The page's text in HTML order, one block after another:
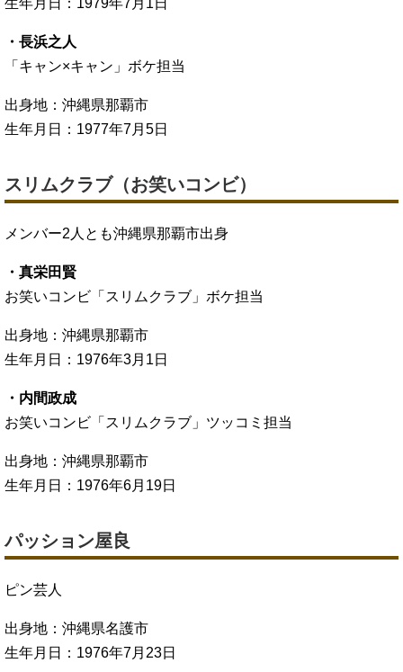
・長浜之人
「キャン×キャン」ボケ担当
出身地：沖縄県那覇市
生年月日：1977年7月5日
スリムクラブ（お笑いコンビ）
メンバー2人とも沖縄県那覇市出身
・真栄田賢
お笑いコンビ「スリムクラブ」ボケ担当
出身地：沖縄県那覇市
生年月日：1976年3月1日
・内間政成
お笑いコンビ「スリムクラブ」ツッコミ担当
出身地：沖縄県那覇市
生年月日：1976年6月19日
パッション屋良
ピン芸人
出身地：沖縄県名護市
生年月日：1976年7月23日